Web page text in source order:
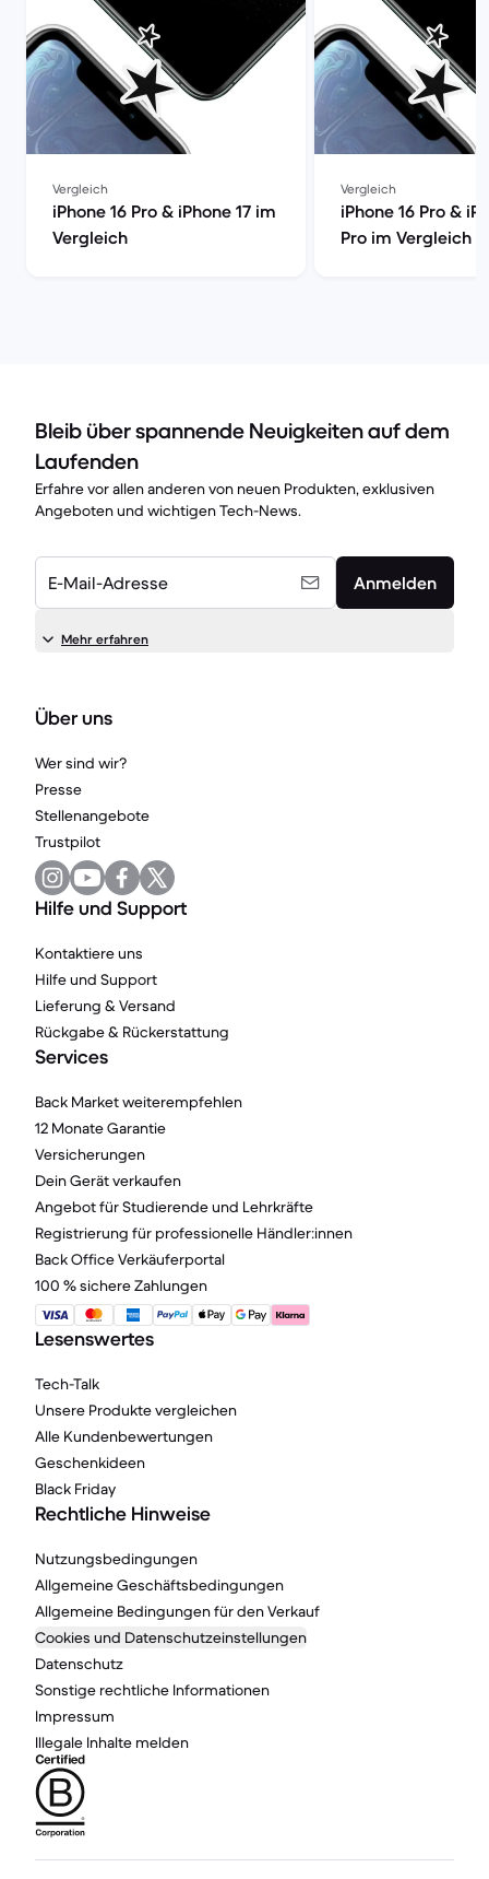
Vergleich
iPhone 16 Pro & iPhone 17 im
Vergleich
Vergleich
iPhone 16 Pro &
Pro im Vergleich
Bleib über spannende Neuigkeiten auf dem
Laufenden
Erfahre vor allen anderen von neuen Produkten, exklusiven
Angeboten und wichtigen Tech-News.
E-Mail-Adresse Anmelden
Mehr erfahren
Über uns
Wer sind wir?
Presse
Stellenangebote
Trustpilot
Hilfe und Support
Kontaktiere uns
Hilfe und Support
Lieferung & Versand
Rückgabe & Rückerstattung
Services
Back Market weiterempfehlen
12 Monate Garantie
Versicherungen
Dein Gerät verkaufen
Angebot für Studierende und Lehrkräfte
Registrierung für professionelle Händler:innen
Back Office Verkäuferportal
100 % sichere Zahlungen
Lesenswertes
Tech-Talk
Unsere Produkte vergleichen
Alle Kundenbewertungen
Geschenkideen
Black Friday
Rechtliche Hinweise
Nutzungsbedingungen
Allgemeine Geschäftsbedingungen
Allgemeine Bedingungen für den Verkauf
Cookies und Datenschutzeinstellungen
Datenschutz
Sonstige rechtliche Informationen
Impressum
Illegale Inhalte melden